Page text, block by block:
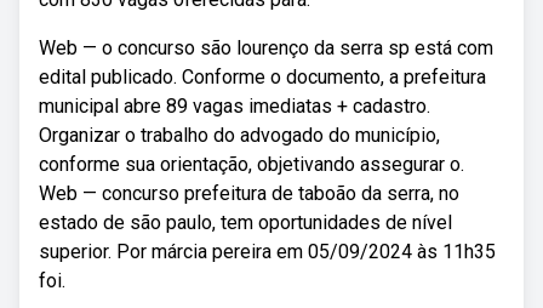
Web — o concurso são lourenço da serra sp está com
edital publicado. Conforme o documento, a prefeitura
municipal abre 89 vagas imediatas + cadastro.
Organizar o trabalho do advogado do município,
conforme sua orientação, objetivando assegurar o.
Web — concurso prefeitura de taboão da serra, no
estado de são paulo, tem oportunidades de nível
superior. Por márcia pereira em 05/09/2024 às 11h35
foi.